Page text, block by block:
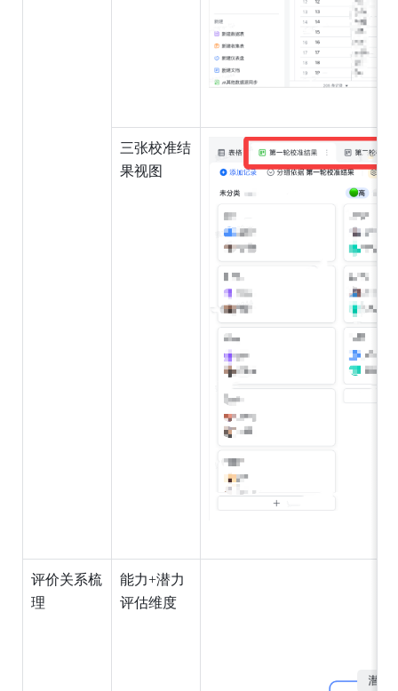
三张校准结
果视图
评价关系梳
理
能力+潜力
评估维度